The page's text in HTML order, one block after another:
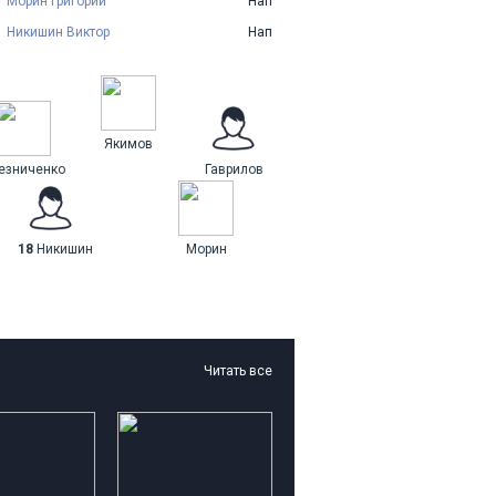
Никишин Виктор Нап
18 Никишин Морин
Гаврилов
Якимов
Читать все